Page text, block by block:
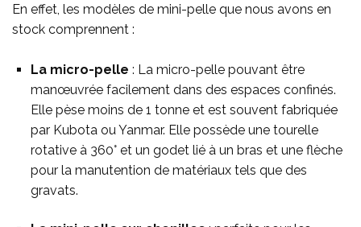
En effet, les modèles de mini-pelle que nous avons en
stock comprennent :
La micro-pelle : La micro-pelle pouvant être
manœuvrée facilement dans des espaces confinés.
Elle pèse moins de 1 tonne et est souvent fabriquée
par Kubota ou Yanmar. Elle possède une tourelle
rotative à 360° et un godet lié à un bras et une flèche
pour la manutention de matériaux tels que des
gravats.